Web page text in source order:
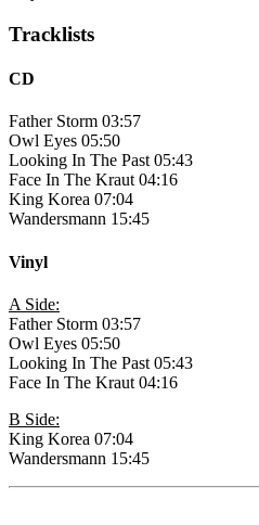
Tracklists
CD
Father Storm 03:57
Owl Eyes 05:50
Looking In The Past 05:43
Face In The Kraut 04:16
King Korea 07:04
Wandersmann 15:45
Vinyl
A Side:
Father Storm 03:57
Owl Eyes 05:50
Looking In The Past 05:43
Face In The Kraut 04:16
B Side:
King Korea 07:04
Wandersmann 15:45